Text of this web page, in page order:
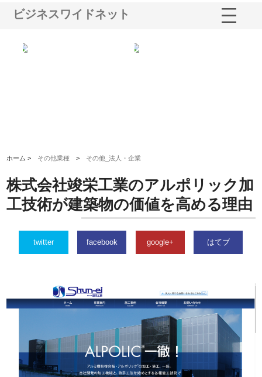
ビジネスワイドネット
ホーム > その他業種 > その他_法人・企業
株式会社竣栄工業のアルポリック加
工技術が建築物の価値を高める理由
twitter facebook google+ はてブ